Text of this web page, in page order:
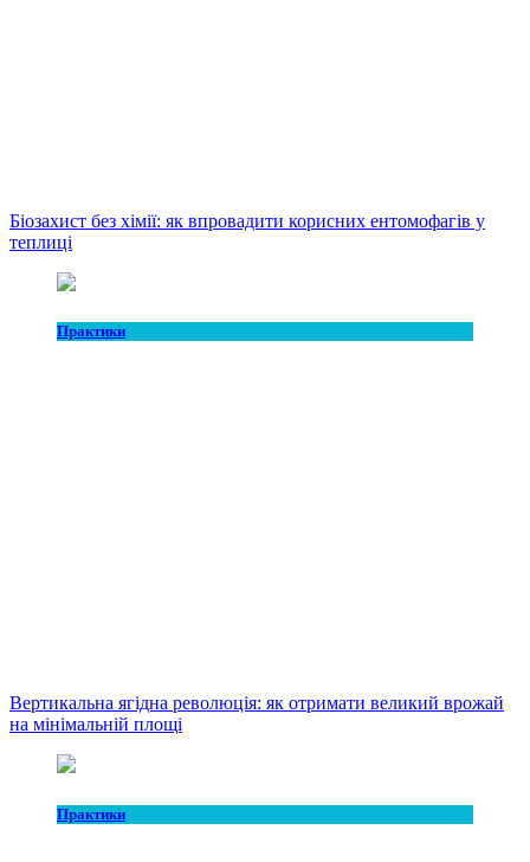
Біозахист без хімії: як впровадити корисних ентомофагів у
теплиці
Практики
Вертикальна ягідна революція: як отримати великий врожай
на мінімальній площі
Практики